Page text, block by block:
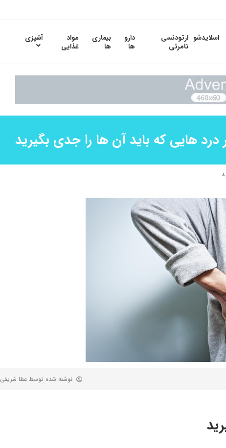
اسلایدشو ارتودنسی
نامرئی
دارو
ها
بیماری
ها
مواد
غذایی
آشپزی
درد هایی که باید آن ها را جدی بگیرید
نوشته شده توسط عطا شریفی